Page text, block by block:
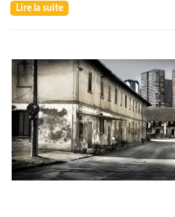
Lire la suite